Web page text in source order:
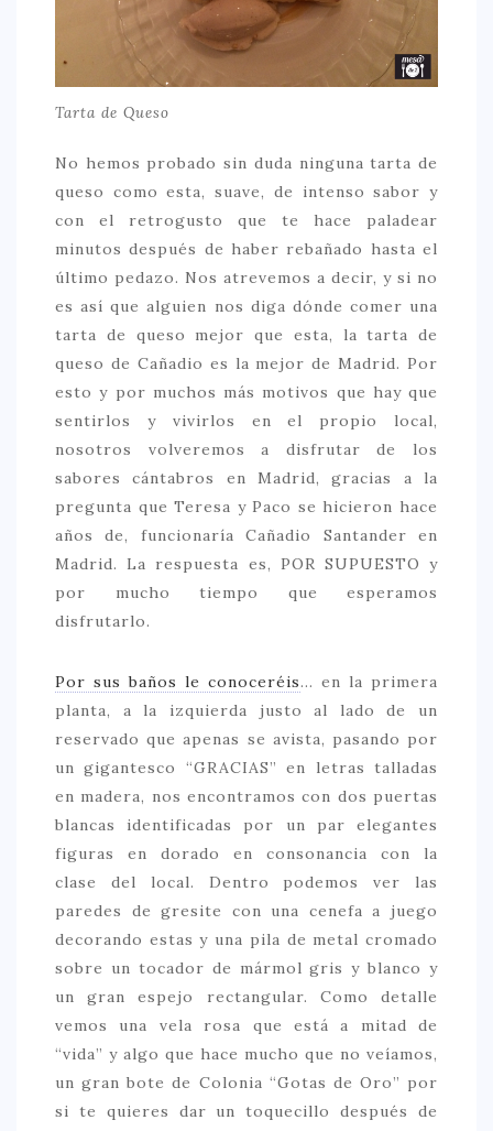
Tarta de Queso
No hemos probado sin duda ninguna tarta de
queso como esta, suave, de intenso sabor y
con el retrogusto que te hace paladear
minutos después de haber rebañado hasta el
último pedazo. Nos atrevemos a decir, y si no
es así que alguien nos diga dónde comer una
tarta de queso mejor que esta, la tarta de
queso de Cañadio es la mejor de Madrid. Por
esto y por muchos más motivos que hay que
sentirlos y vivirlos en el propio local,
nosotros volveremos a disfrutar de los
sabores cántabros en Madrid, gracias a la
pregunta que Teresa y Paco se hicieron hace
años de, funcionaría Cañadio Santander en
Madrid. La respuesta es, POR SUPUESTO y
por mucho tiempo que esperamos
disfrutarlo.
Por sus baños le conoceréis… en la primera
planta, a la izquierda justo al lado de un
reservado que apenas se avista, pasando por
un gigantesco “GRACIAS” en letras talladas
en madera, nos encontramos con dos puertas
blancas identificadas por un par elegantes
figuras en dorado en consonancia con la
clase del local. Dentro podemos ver las
paredes de gresite con una cenefa a juego
decorando estas y una pila de metal cromado
sobre un tocador de mármol gris y blanco y
un gran espejo rectangular. Como detalle
vemos una vela rosa que está a mitad de
“vida” y algo que hace mucho que no veíamos,
un gran bote de Colonia “Gotas de Oro” por
si te quieres dar un toquecillo después de